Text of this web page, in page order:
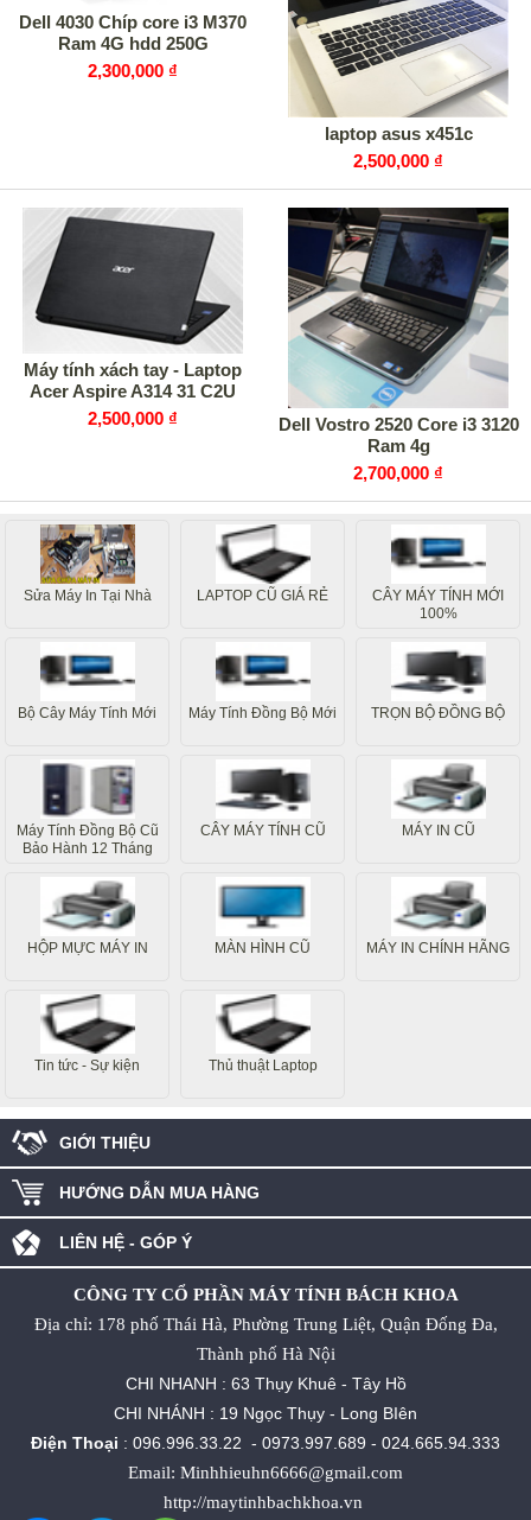
Dell 4030 Chíp core i3 M370
Ram 4G hdd 250G
2,300,000 ₫
laptop asus x451c
2,500,000 ₫
Máy tính xách tay - Laptop
Acer Aspire A314 31 C2U
2,500,000 ₫
Dell Vostro 2520 Core i3 3120
Ram 4g
2,700,000 ₫
Sửa Máy In Tại Nhà LAPTOP CŨ GIÁ RẺ
CÂY MÁY TÍNH MỚI
100%
Bộ Cây Máy Tính Mới Máy Tính Đồng Bộ Mới TRỌN BỘ ĐỒNG BỘ
Máy Tính Đồng Bộ Cũ
Bảo Hành 12 Tháng
CÂY MÁY TÍNH CŨ MÁY IN CŨ
HỘP MỰC MÁY IN MÀN HÌNH CŨ MÁY IN CHÍNH HÃNG
Tin tức - Sự kiện Thủ thuật Laptop
GIỚI THIỆU
HƯỚNG DẪN MUA HÀNG
LIÊN HỆ - GÓP Ý
CÔNG TY CỔ PHẦN MÁY TÍNH BÁCH KHOA
Địa chỉ: 178 phố Thái Hà, Phường Trung Liệt, Quận Đống Đa,
Thành phố Hà Nội
CHI NHANH : 63 Thụy Khuê - Tây Hồ
CHI NHÁNH : 19 Ngọc Thụy - Long BIên
Điện Thoại : 096.996.33.22 - 0973.997.689 - 024.665.94.333
Email: Minhhieuhn6666@gmail.com
http://maytinhbachkhoa.vn